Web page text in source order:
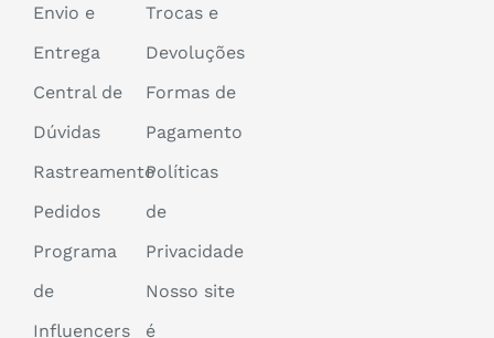
Envio e
Entrega
Central de
Dúvidas
Rastreamento
Pedidos
Programa
de
Influencers
Trocas e
Devoluções
Formas de
Pagamento
Políticas
de
Privacidade
Nosso site
é